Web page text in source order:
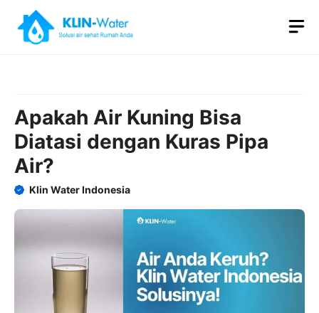
content
Apakah Air Kuning Bisa
Diatasi dengan Kuras Pipa
Air?
Klin Water Indonesia